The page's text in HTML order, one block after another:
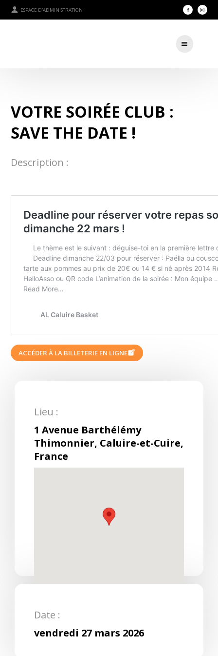
ESPACE D'ADMINISTRATION
VOTRE SOIRÉE CLUB :
SAVE THE DATE !
Description :
ACCÉDER À LA BILLETERIE EN LIGNE
Lieu :
1 Avenue Barthélémy
Thimonnier, Caluire-et-Cuire,
France
Date :
vendredi 27 mars 2026